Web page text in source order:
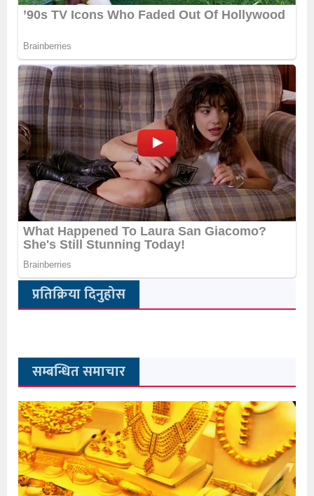
प्रतिक्रिया दिनुहोस
सम्बन्धित समाचार